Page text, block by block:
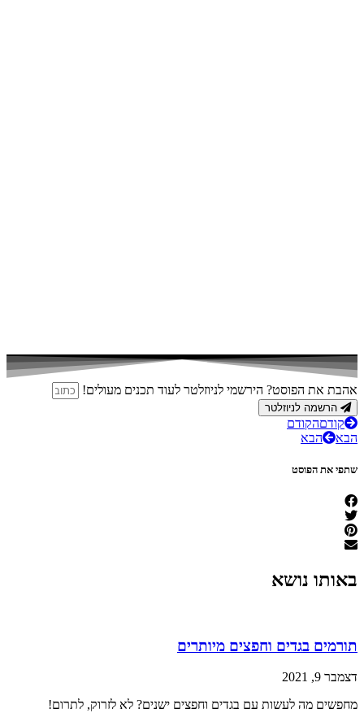
אהבת את הפוסט? הירשמי לניוזלטר לעוד תכנים מעולים!
הרשמה לניוזלטר
קודםהקודם
הבא
הבא
שתפי את הפוסט
באותו נושא
תורמים בגדים וחפצים מיותרים
דצמבר 9, 2021
מחפשים מה לעשות עם בגדים וחפצים ישנים? לא לזרוק, לתרום!